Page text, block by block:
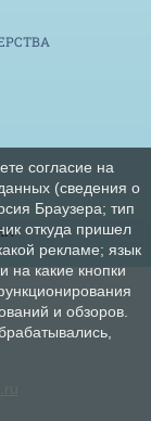
согласие на
(сведения о
Браузера; тип
откуда пришел
рекламе; язык
на какие кнопки
и обзоров.